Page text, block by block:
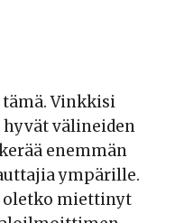
Vinkkisi
välineiden
enemmän
ympärille.
oletko miettinyt